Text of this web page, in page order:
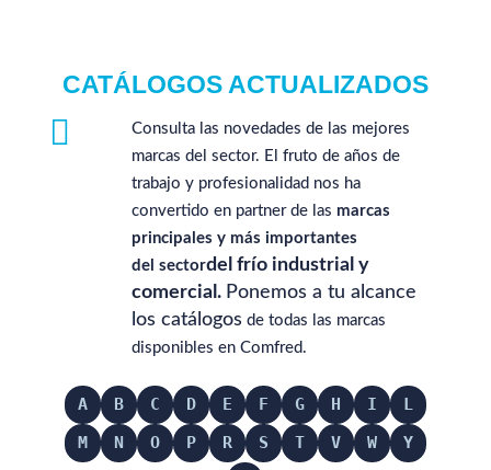
CATÁLOGOS ACTUALIZADOS

Consulta las novedades de las mejores
marcas del sector. El fruto de años de
trabajo y profesionalidad nos ha
convertido en partner de las marcas
principales y más importantes
del sectordel frío industrial y
comercial. Ponemos a tu alcance
los catálogos de todas las marcas
disponibles en Comfred.
A B C D E F G H I
L
M
N O P R S T V W Y